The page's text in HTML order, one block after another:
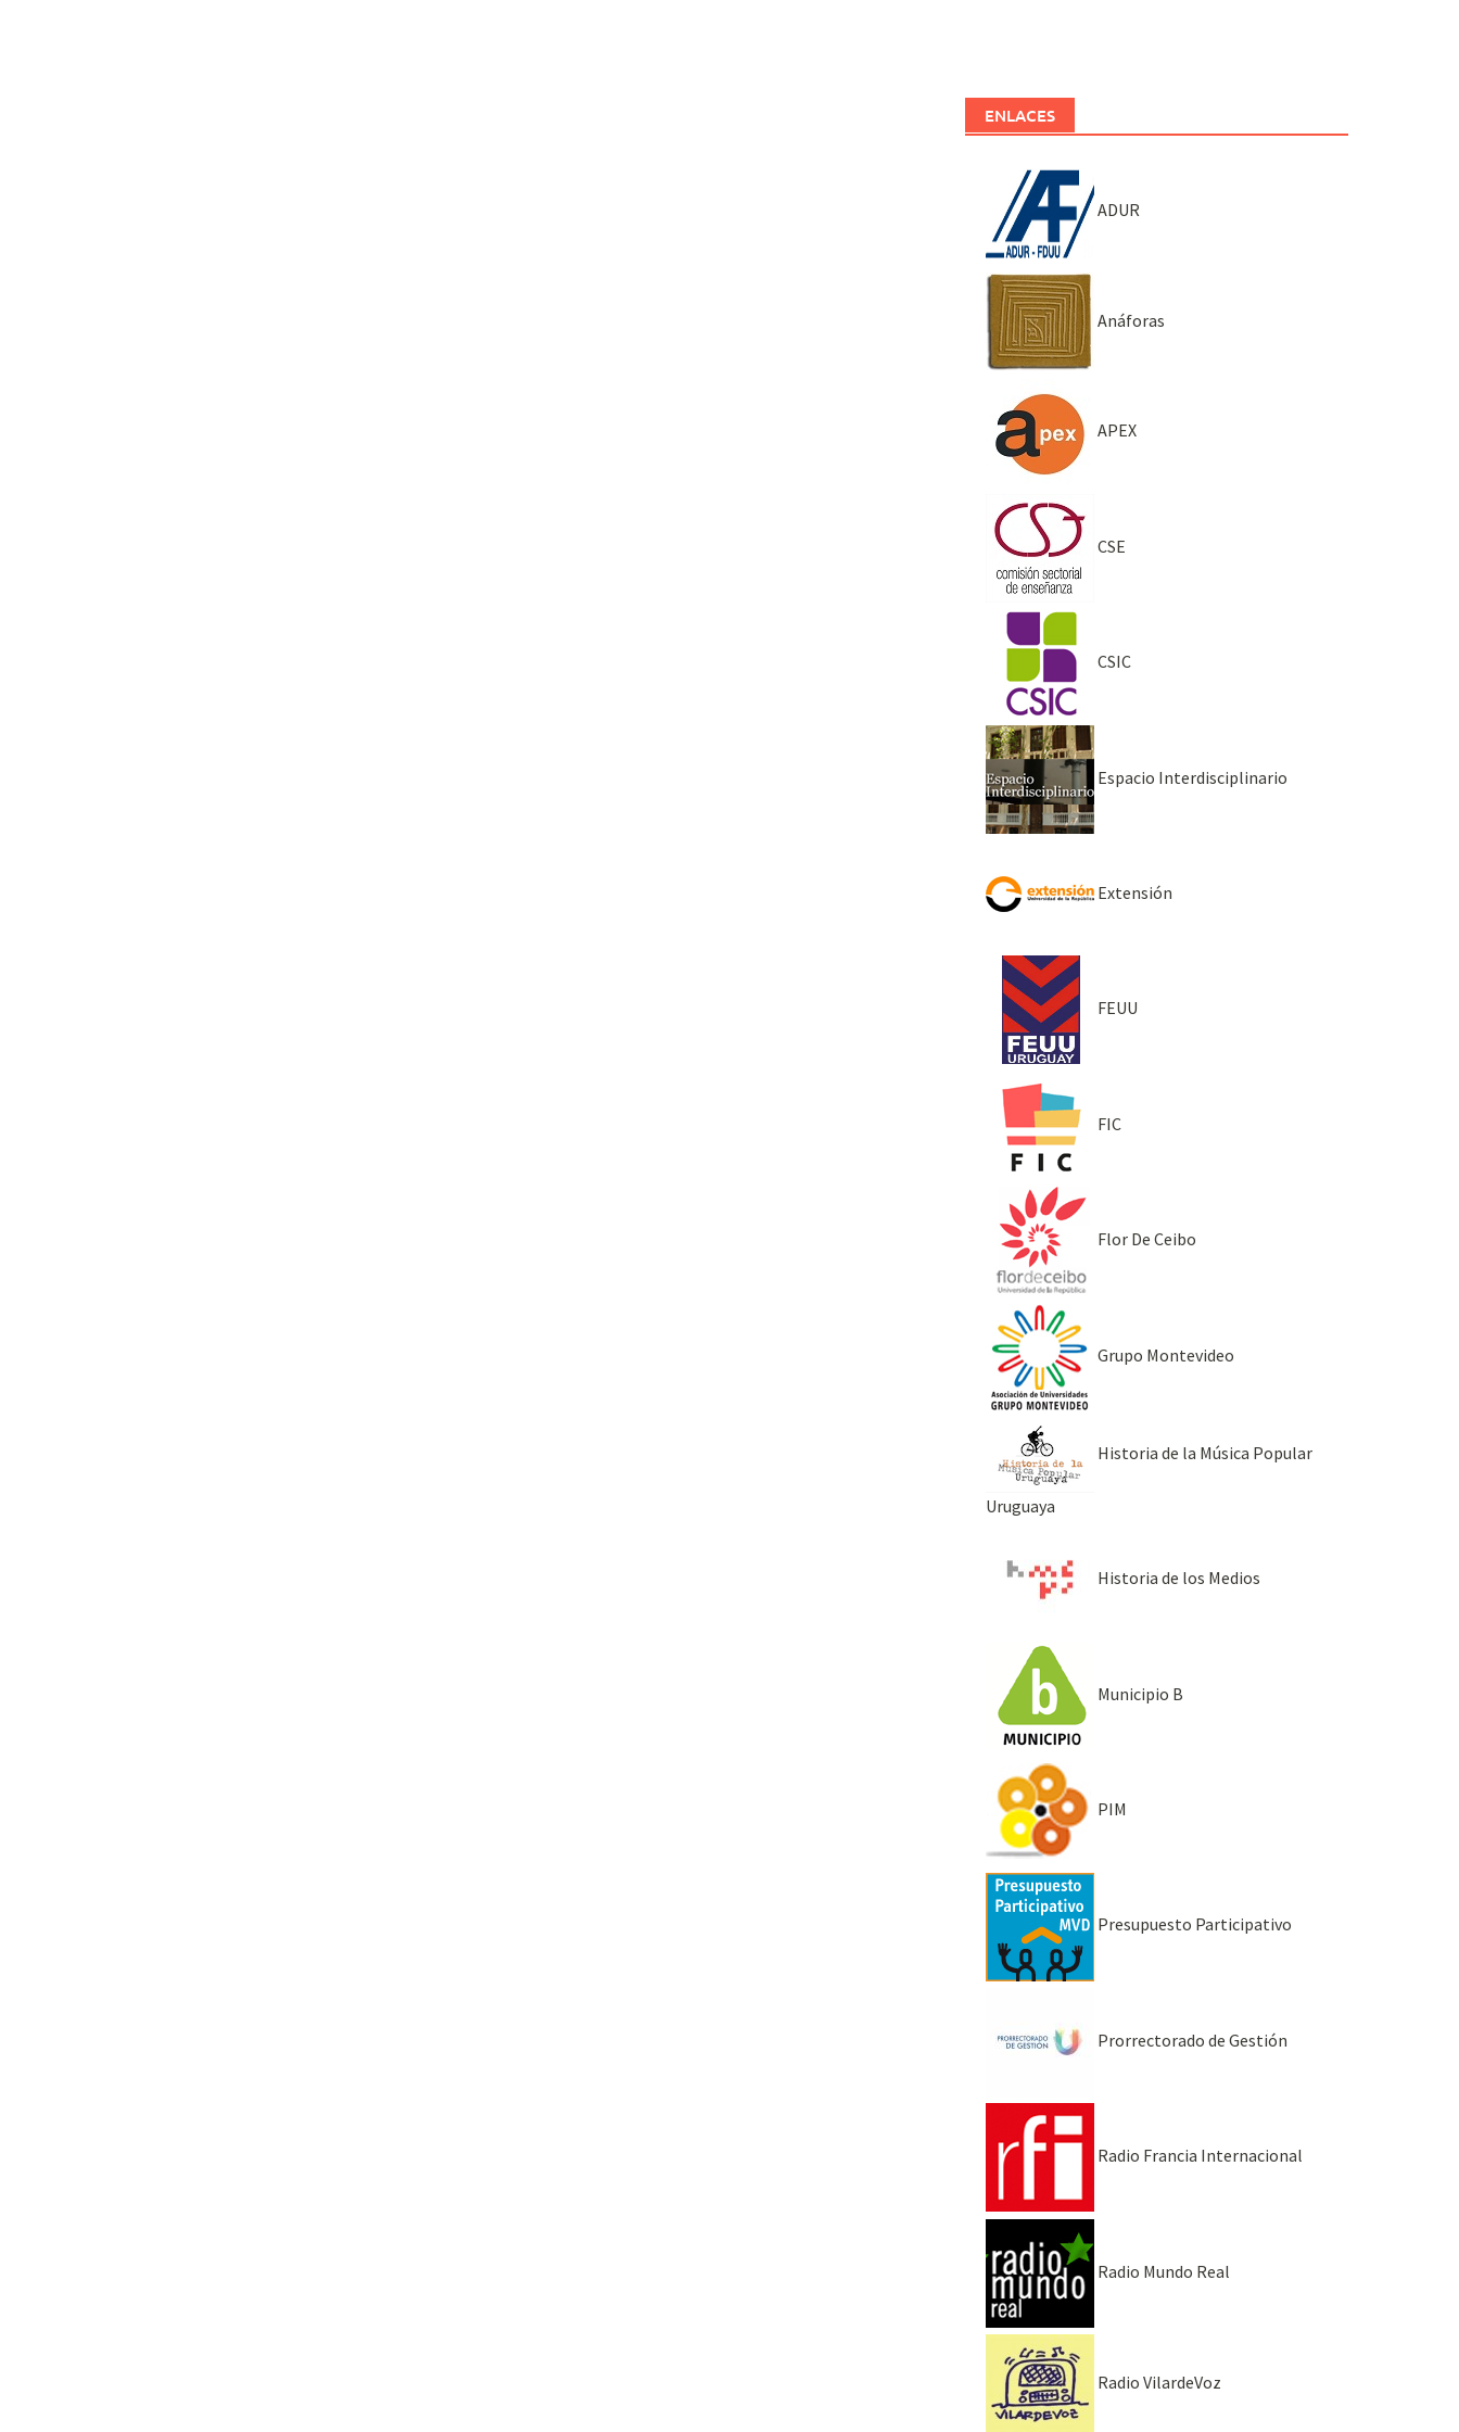
ENLACES
ADUR
Anáforas
APEX
CSE
CSIC
Espacio Interdisciplinario
Extensión
FEUU
FIC
Flor De Ceibo
Grupo Montevideo
Historia de la Música Popular
Uruguaya
Historia de los Medios
Municipio B
PIM
Presupuesto Participativo
Prorrectorado de Gestión
Radio Francia Internacional
Radio Mundo Real
Radio VilardeVoz